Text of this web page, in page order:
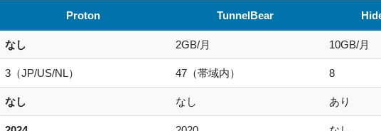
Proton TunnelBear
なし 2GB/月 10GB/月
3（JP/US/NL） 47（帯域内） 8
なし なし あり